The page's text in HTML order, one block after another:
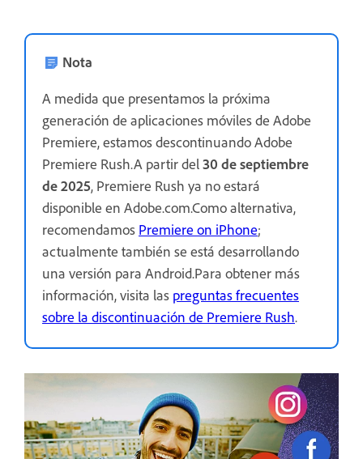
Nota
A medida que presentamos la próxima
generación de aplicaciones móviles de Adobe
Premiere, estamos descontinuando Adobe
Premiere Rush.A partir del30 de septiembre
de 2025, Premiere Rush ya no estará
disponible en Adobe.com.Como alternativa,
recomendamos Premiere on iPhone;
actualmente también se está desarrollando
una versión para Android.Para obtener más
información, visita las preguntas frecuentes
sobre la discontinuación de Premiere Rush.